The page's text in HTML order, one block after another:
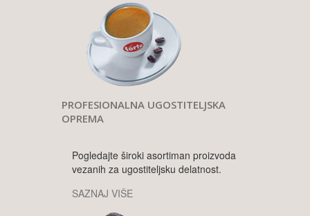
PROFESIONALNA UGOSTITELJSKA
OPREMA
Pogledajte široki asortiman proizvoda
vezanih za ugostiteljsku delatnost.
SAZNAJ VIŠE